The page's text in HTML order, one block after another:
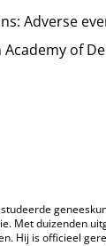
Adverse
of
Met duizenden
Hij is officieel